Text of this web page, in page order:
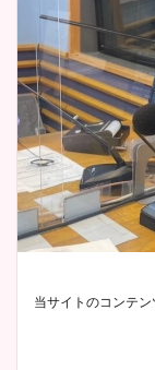
当サイトのコンテ